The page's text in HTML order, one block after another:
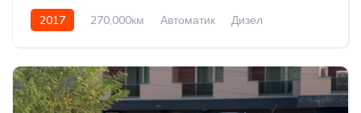
2017 270,000км Автоматик
Дизел